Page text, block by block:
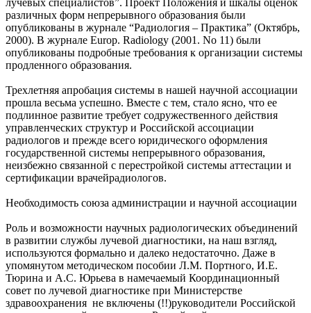
лучевых специалистов”. Проект Положения и шкалы оценок
различных форм непрерывного образования были
опубликованы в журнале “Радиология – Практика” (Октябрь,
2000). В журнале Europ. Radiology (2001. No 11) были
опубликованы подробные требования к организации системы
продленного образования.
Трехлетняя апробация системы в нашей научной ассоциации
прошла весьма успешно. Вместе с тем, стало ясно, что ее
подлинное развитие требует содружественного действия
управленческих структур и Российской ассоциации
радиологов и прежде всего юридического оформления
государственной системы непрерывного образования,
неизбежно связанной с перестройкой системы аттестации и
сертификации врачейрадиологов.
Необходимость союза администрации и научной ассоциации
Роль и возможности научных радиологических объединений
в развитии службы лучевой диагностики, на наш взгляд,
используются формально и далеко недостаточно. Даже в
упомянутом методическом пособии Л.М. Портного, И.Е.
Тюрина и А.С. Юрьева в намечаемый Координационный
совет по лучевой диагностике при Министерстве
здравоохранения не включены (!!)руководители Российской